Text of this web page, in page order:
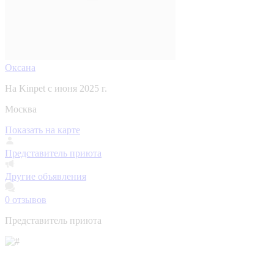
Оксана
На Kinpet c июня 2025 г.
Москва
Показать на карте
Представитель приюта
Другие объявления
0 отзывов
Представитель приюта